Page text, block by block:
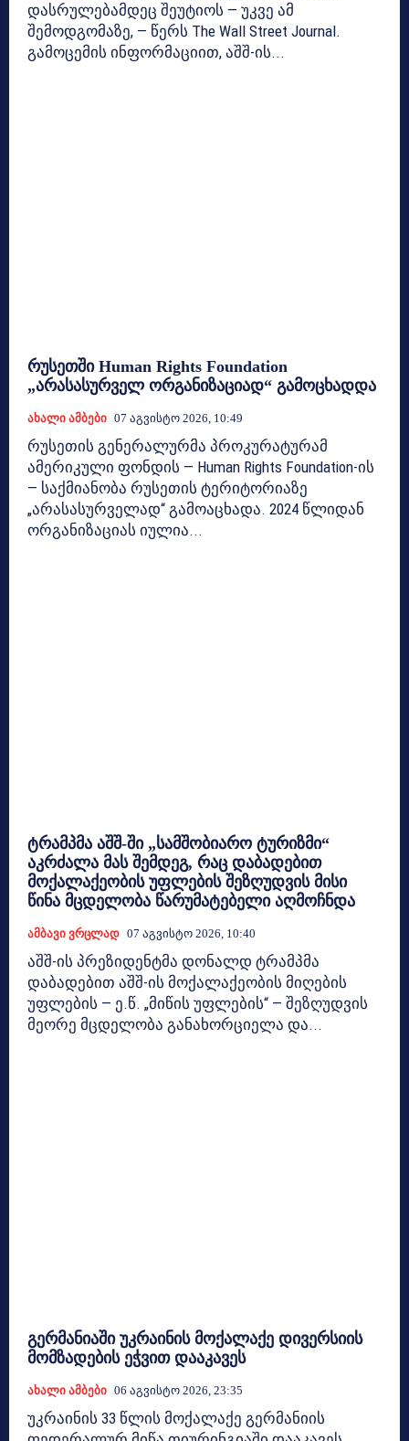
დასრულებამდეც შეუტიოს — უკვე ამ
შემოდგომაზე, — წერს The Wall Street Journal.
გამოცემის ინფორმაციით, აშშ-ის...
რუსეთში Human Rights Foundation
„არასასურველ ორგანიზაციად“ გამოცხადდა
Ახალი Ამბები 07 Აგვისტო 2026, 10:49
რუსეთის გენერალურმა პროკურატურამ
ამერიკული ფონდის — Human Rights Foundation-ის
— საქმიანობა რუსეთის ტერიტორიაზე
„არასასურველად“ გამოაცხადა. 2024 წლიდან
ორგანიზაციას იულია...
ტრამპმა აშშ-ში „სამშობიარო ტურიზმი“
აკრძალა მას შემდეგ, რაც დაბადებით
მოქალაქეობის უფლების შეზღუდვის მისი
წინა მცდელობა წარუმატებელი აღმოჩნდა
Ამბავი Ვრცლად 07 Აგვისტო 2026, 10:40
აშშ-ის პრეზიდენტმა დონალდ ტრამპმა
დაბადებით აშშ-ის მოქალაქეობის მიღების
უფლების — ე.წ. „მიწის უფლების“ — შეზღუდვის
მეორე მცდელობა განახორციელა და...
გერმანიაში უკრაინის მოქალაქე დივერსიის
მომზადების ეჭვით დააკავეს
Ახალი Ამბები 06 Აგვისტო 2026, 23:35
უკრაინის 33 წლის მოქალაქე გერმანიის